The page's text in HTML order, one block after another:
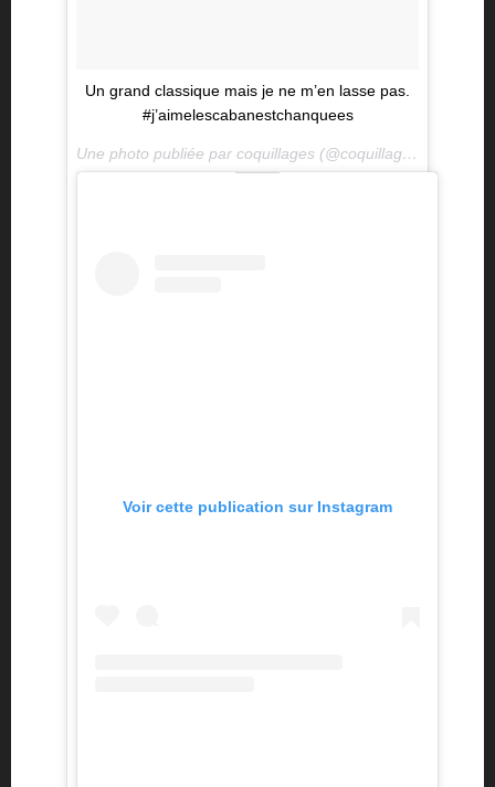
Un grand classique mais je ne m’en lasse pas.
#j’aimelescabanestchanquees
Une photo publiée par coquillages (@coquillages) le
Voir cette publication sur Instagram